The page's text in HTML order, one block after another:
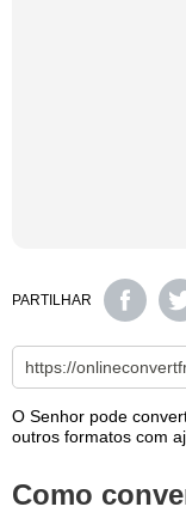
PARTILHAR
O Senhor pode
outros formatos com
Como